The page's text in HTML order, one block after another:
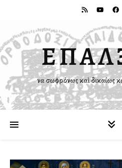
Ἵνα σωφρόνως καὶ δικαίως